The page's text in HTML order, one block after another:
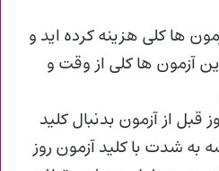
ها کلی هزینه کرده اید و
آزمون ها کلی از وقت و
از آزمون بدنبال کلید
به شدت با کلید آزمون روز